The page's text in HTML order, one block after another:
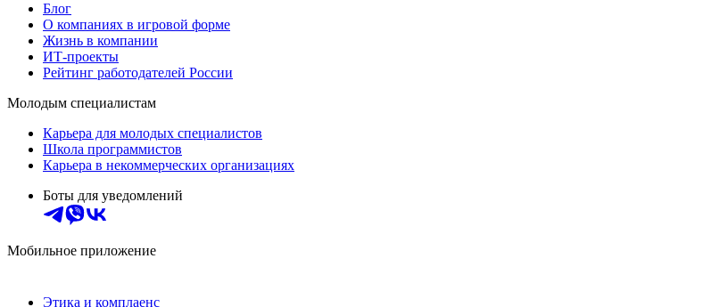
Блог
О компаниях в игровой форме
Жизнь в компании
ИТ-проекты
Рейтинг работодателей России
Молодым специалистам
Карьера для молодых специалистов
Школа программистов
Карьера в некоммерческих организациях
Боты для уведомлений
Мобильное приложение
Этика и комплаенс